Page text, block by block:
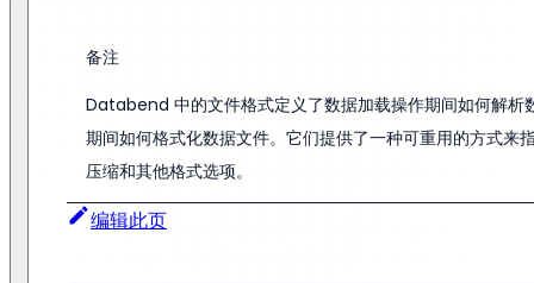
备注
Databend 中的文件格式定义了数据加载操作期间如何解析
期间如何格式化数据文件。它们提供了一种可重用的方式来
压缩和其他格式选项。
编辑此页